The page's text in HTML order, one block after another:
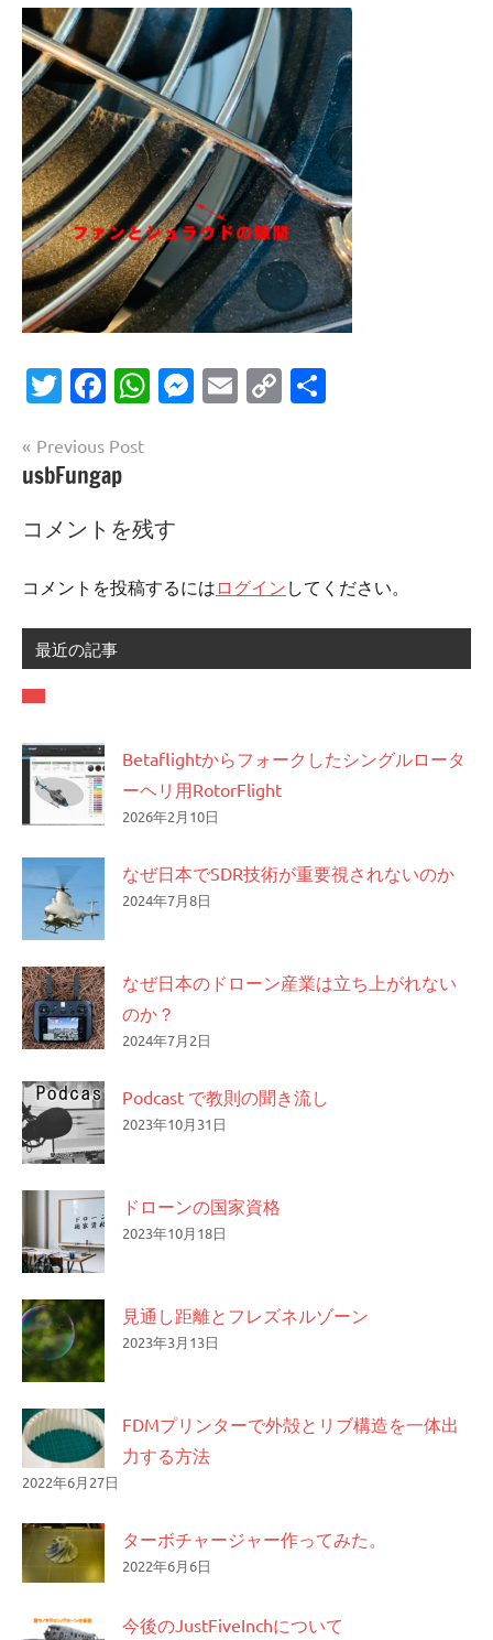
Twitter
Facebook
WhatsApp
Messenger
Email
Copy
投
稿
ナ
ゲ
ー
シ
ョ
ン
Previous Post
usbFungap
コメントを残す
コメントを投稿するには ログイン してください。
最近の記事
Betaflightからフォークしたシングルロータ
ーヘリ用RotorFlight
2026年2月10日
なぜ日本でSDR技術が重要視されないのか
2024年7月8日
なぜ日本のドローン産業は立ち上がれない
のか？
2024年7月2日
Podcast で教則の聞き流し
2023年10月31日
ドローンの国家資格
2023年10月18日
見通し距離とフレズネルゾーン
2023年3月13日
FDMプリンターで外殻とリブ構造を一体出
力する方法
2022年6月27日
ターボチャージャー作ってみた。
2022年6月6日
今後のJustFiveInchについて